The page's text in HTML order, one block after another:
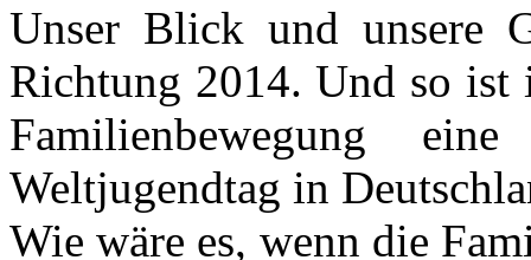
Unser Blick und unsere
Richtung 2014. Und so ist
Familienbewegung
Weltjugendtag in
Wie wäre es, wenn die